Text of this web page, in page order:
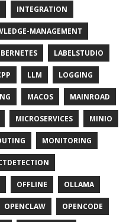
INTEGRATION
MANAGEMENT
LABELSTUDIO
LLM LOGGING
MACOS MAINROAD
MICROSERVICES MINIO
MONITORING
OFFLINE OLLAMA
OPENCLAW OPENCODE